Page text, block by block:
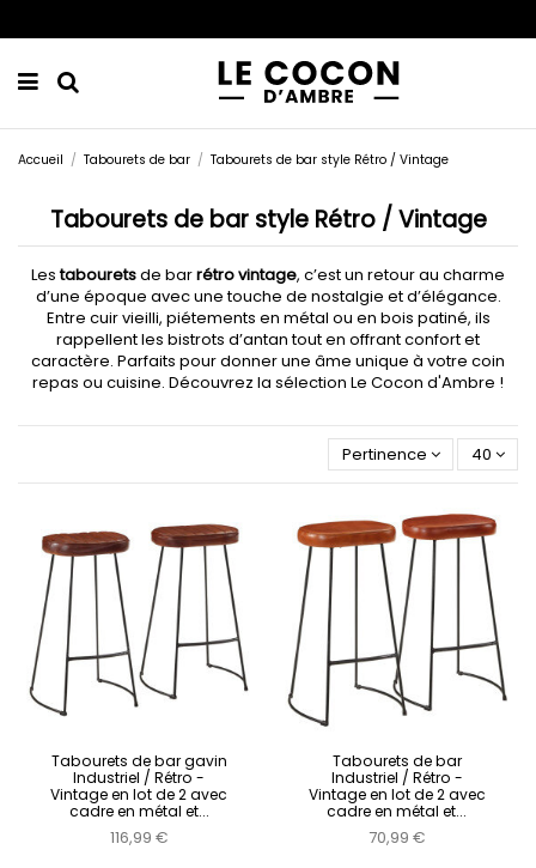
Accueil Tabourets de bar Tabourets de bar style Rétro / Vintage
Tabourets de bar style Rétro / Vintage
Lestabouretsde barrétro vintage, c’est un retour au charme
d’une époque avec une touche de nostalgie et d’élégance.
Entre cuir vieilli, piétements en métal ou en bois patiné, ils
rappellent les bistrots d’antan tout en offrant confort et
caractère. Parfaits pour donner une âme unique à votre coin
repas ou cuisine. Découvrez la sélection Le Cocon d'Ambre !
Pertinence 40
Tabourets de bar gavin
Industriel / Rétro -
Vintage en lot de 2 avec
cadre en métal et...
116,99 €
Tabourets de bar
Industriel / Rétro -
Vintage en lot de 2 avec
cadre en métal et...
70,99 €